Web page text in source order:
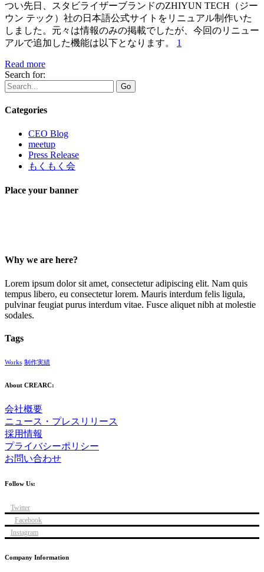
つい先日、スタビライザーブランドのZHIYUN TECH（ジー
ウン テック）社の日本語公式サイトをリニュアル制作いた
しました。元々は情報のみの掲載でしたが、今回のリニュー
アルで追加した機能は以下となります。 1
Read more
Search for:
Go
Categories
CEO Blog
meetup
Press Release
もくもく会
Place your banner
Why we are here?
Lorem ipsum dolor sit amet, consectetur adipiscing elit. Nam quis
tempus libero, eu consectetur lorem. Mauris interdum felis ligula,
pulvinar feugiat purus interdum vitae. Fusce aliquet nibh at molestie
sodales.
Tags
Works 制作実績
About CREARC:
会社概要
ニュース・プレスリリース
採用情報
プライバシーポリシー
お問い合わせ
Follow Us:
Twitter
Facebook
Instagram
Company Information